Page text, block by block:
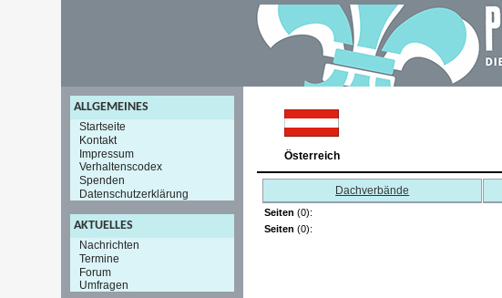
ALLGEMEINES
Startseite
Kontakt
Impressum
Verhaltenscodex
Spenden
Datenschutzerklärung
AKTUELLES
Nachrichten
Termine
Forum
Umfragen
Österreich
Dachverbände
Seiten (0):
Seiten (0):